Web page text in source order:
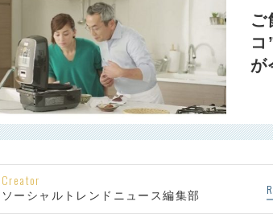
が
Creator
ソーシャルトレンドニュース編集部